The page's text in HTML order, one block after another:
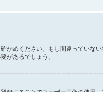
めください。もし間違っていな
があるでしょう。